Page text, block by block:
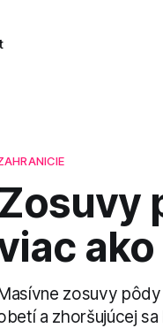
Zosuvy
zosuvy
a zhoršujúcej